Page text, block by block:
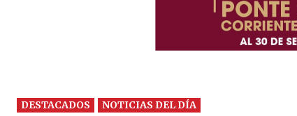
DESTACADOS NOTICIAS DEL DÍA